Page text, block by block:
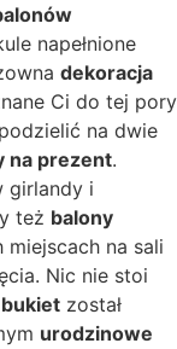
napełnione
dekoracja
Ci do tej pory
na dwie
na prezent.
girlandy i
też balony
na sali
Nic nie stoi
został
urodzinowe